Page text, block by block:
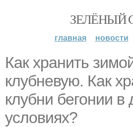
ЗЕЛЁНЫЙ
главная новости
Как хранить
клубневую. Как
клубни бегонии
условиях?